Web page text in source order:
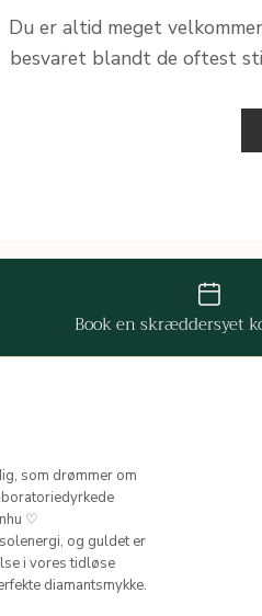
Du er altid meget
besvaret blandt de oftest
Book en skræddersyet
som drømmer om
♡
og guldet er
i vores tidløse
diamantsmykke.